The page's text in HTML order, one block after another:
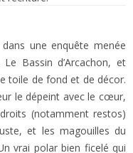
une enquête menée
Bassin d’Arcachon, et
toile de fond et de décor.
le dépeint avec le cœur,
(notamment restos)
et les magouilles du
vrai polar bien ficelé qui